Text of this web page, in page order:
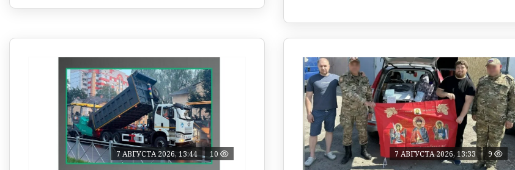
7 АВГУСТА 2026, 13:44 10 7 АВГУСТА 2026, 13:33 9